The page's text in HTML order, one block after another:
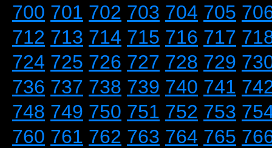
700 701 702 703 704 705
712 713 714 715 716 717
724 725 726 727 728 729
736 737 738 739 740 741
748 749 750 751 752 753
760 761 762 763 764 765